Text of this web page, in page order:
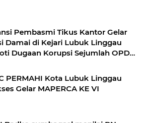
Pembasmi Tikus Kantor Gelar
Damai di Kejari Lubuk Linggau
Dugaan Korupsi Sejumlah OPD
PERMAHI Kota Lubuk Linggau
Gelar MAPERCA KE VI